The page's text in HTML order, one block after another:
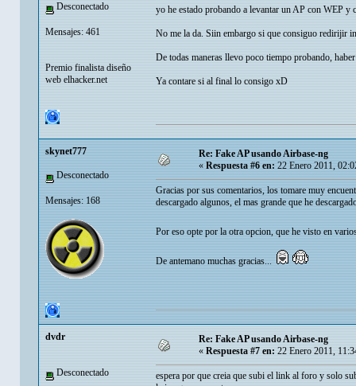
Desconectado
Mensajes: 461
Premio finalista diseño
web elhacker.net
yo he estado probando a levantar un AP con WEP y
No me la da. Siin embargo si que consiguo redirijir
De todas maneras llevo poco tiempo probando,
Ya contare si al final lo consigo xD
skynet777
Desconectado
Mensajes: 168
Re: Fake AP usando Airbase-ng
«Respuesta #6 en:22 Enero 2011,
Gracias por sus comentarios, los tomare muy
descargado algunos, el mas grande que he
Por eso opte por la otra opcion, que he visto en
De antemano muchas gracias...
dvdr
Desconectado
Re: Fake AP usando Airbase-ng
« Respuesta #7 en: 22 Enero 2011,
espera por que creia que subi el link al foro y solo